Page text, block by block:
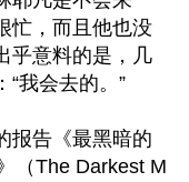
忙，而且他也没
乎意料的是，几
我会去的。”
报告《最黑暗的
（The Darkest M